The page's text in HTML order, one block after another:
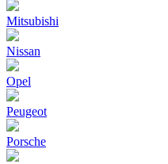
Mitsubishi
Nissan
Opel
Peugeot
Porsche